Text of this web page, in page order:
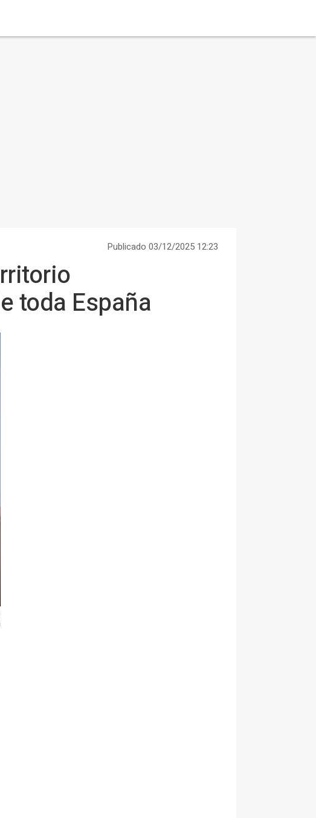
Publicado 03/12/2025 12:23
toda España